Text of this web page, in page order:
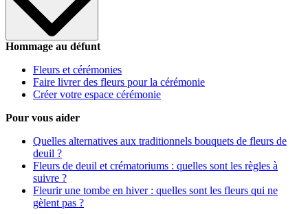
Hommage au défunt
Fleurs et cérémonies
Faire livrer des fleurs pour la cérémonie
Créer votre espace cérémonie
Pour vous aider
Quelles alternatives aux traditionnels bouquets de fleurs de
deuil ?
Fleurs de deuil et crématoriums : quelles sont les règles à
suivre ?
Fleurir une tombe en hiver : quelles sont les fleurs qui ne
gèlent pas ?